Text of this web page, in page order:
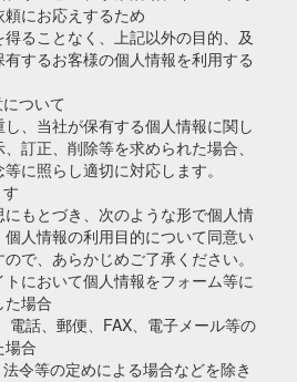
にお応えするため
ることなく、上記以外の目的、及
するお客様の個人情報を利用する
ついて
、当社が保有する個人情報に関し
訂正、削除等を求められた場合、
に照らし適切に対応します。
もとづき、次のような形で個人情
人情報の利用目的について同意い
で、あらかじめご了承ください。
トにおいて個人情報をフォーム等に
た場合
電話、郵便、FAX、電子メール等の
場合
令等の定めによる場合などを除き